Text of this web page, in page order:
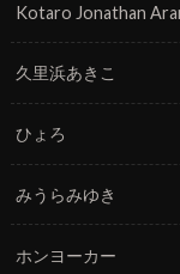
Kotaro Jonathan
久里浜あきこ
ひょろ
みうらみゆき
ホンヨーカー